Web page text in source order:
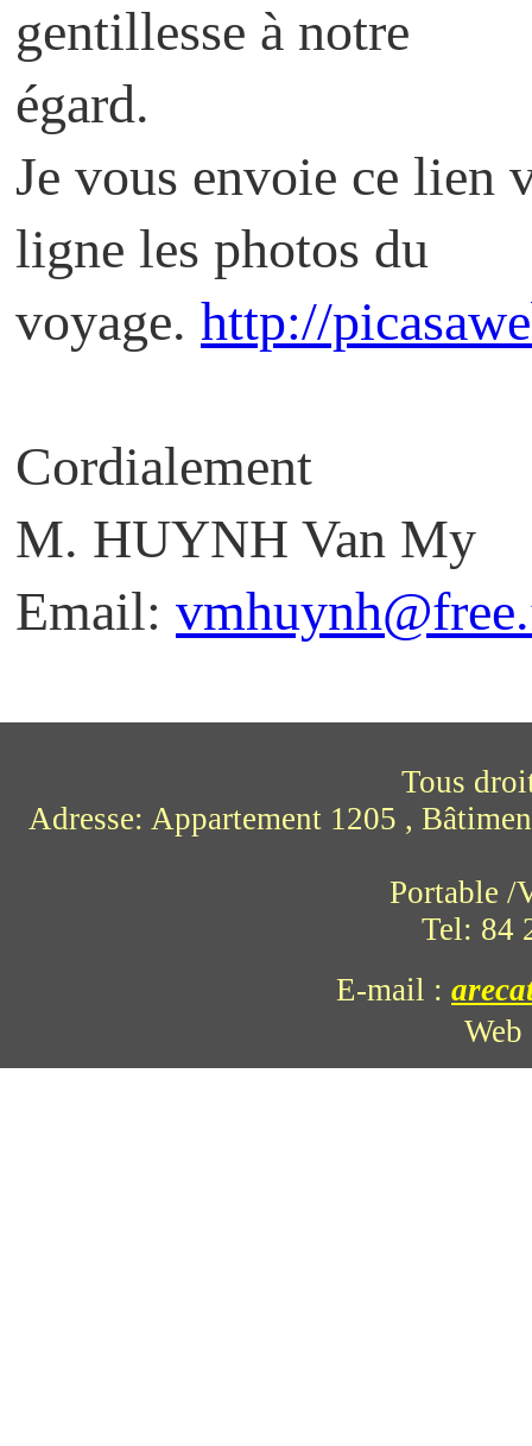
gentillesse à notre
égard.
Je vous envoie ce lien
ligne les photos du
voyage. http://
Cordialement
M. HUYNH Van My
Email:
Tous
Adresse: Appartement 1205 ,
Portable /
Tel: 84
E-mail :